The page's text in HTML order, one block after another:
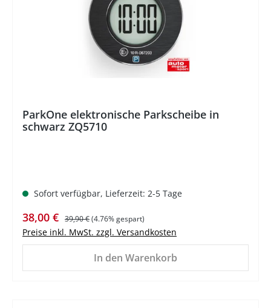
ParkOne elektronische Parkscheibe in
schwarz ZQ5710
Sofort verfügbar, Lieferzeit: 2-5 Tage
Verkaufspreis:
38,00 € Regulärer Preis:
39,90 €(4.76% gespart)
Preise inkl. MwSt. zzgl. Versandkosten
In den Warenkorb